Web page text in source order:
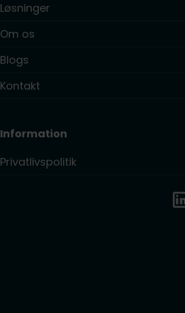
Løsninger
Om os
Blogs
Kontakt
Information
Privatlivspolitik